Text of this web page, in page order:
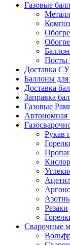
Газовые
Посты
Доставка
Баллоны для
Доставка
Заправка
Газовые
Автономная
Рукав
Резаки
Сварочные